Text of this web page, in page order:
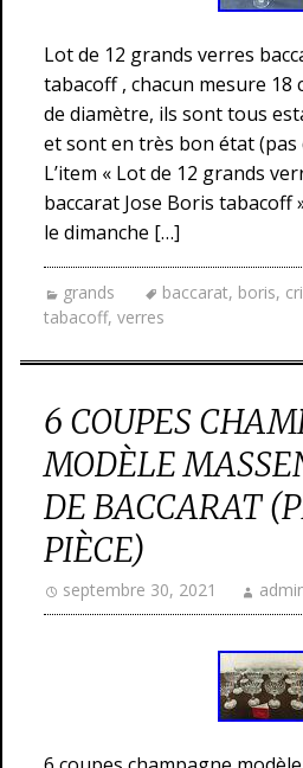
Lot de 12 grands verres
tabacoff , chacun mesure 18
de diamètre, ils sont tous
et sont en très bon état (pas
L’item « Lot de 12 grands
baccarat Jose Boris tabacoff
le dimanche […]
grands baccarat, boris,
tabacoff, verres
6 COUPES
MODÈLE
DE BACCARAT
PIÈCE)
septembre 30, 2021